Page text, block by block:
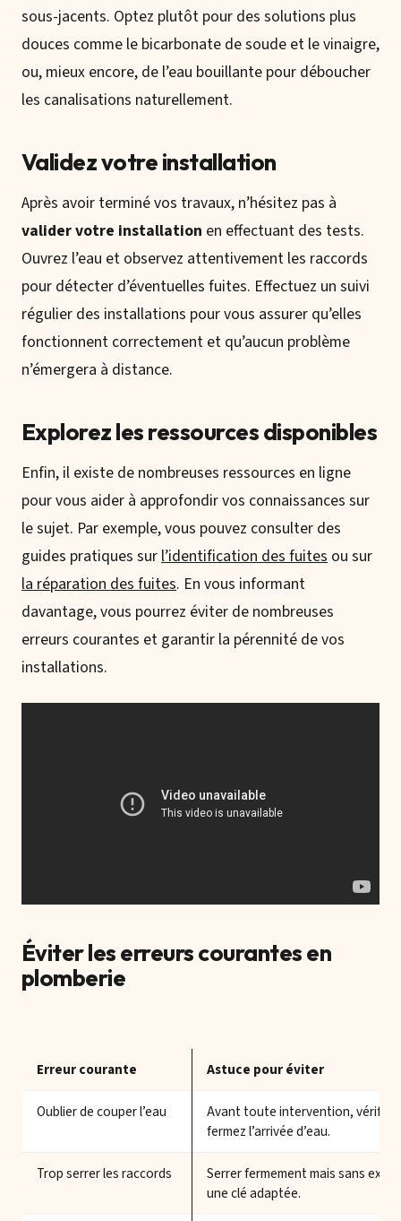
sous-jacents. Optez plutôt pour des solutions plus
douces comme le bicarbonate de soude et le vinaigre,
ou, mieux encore, de l’eau bouillante pour déboucher
les canalisations naturellement.
Validez votre installation
Après avoir terminé vos travaux, n’hésitez pas à
valider votre installation en effectuant des tests.
Ouvrez l’eau et observez attentivement les raccords
pour détecter d’éventuelles fuites. Effectuez un suivi
régulier des installations pour vous assurer qu’elles
fonctionnent correctement et qu’aucun problème
n’émergera à distance.
Explorez les ressources disponibles
Enfin, il existe de nombreuses ressources en ligne
pour vous aider à approfondir vos connaissances sur
le sujet. Par exemple, vous pouvez consulter des
guides pratiques sur l’identification des fuites ou sur
la réparation des fuites. En vous informant
davantage, vous pourrez éviter de nombreuses
erreurs courantes et garantir la pérennité de vos
installations.
Éviter les erreurs courantes en
plomberie
Erreur courante Astuce pour éviter
Oublier de couper l’eau
Avant toute intervention,
fermez l’arrivée d’eau.
Trop serrer les raccords
Serrer fermement mais sans
une clé adaptée.